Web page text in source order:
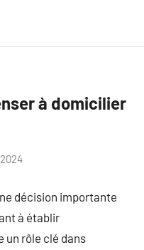
à domicilier
décision importante
à établir
rôle clé dans